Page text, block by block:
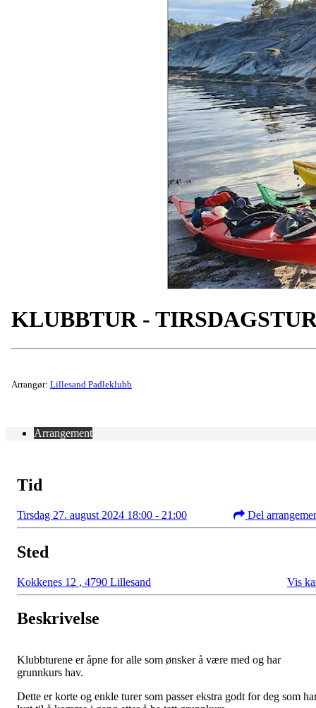
KLUBBTUR -
Arrangør: Lillesand Padleklubb
Arrangement
Tid
Tirsdag 27. august 2024 18:00 - 21:00 Del
Sted
Kokkenes 12 , 4790 Lillesand Vis
Beskrivelse
Klubbturene er åpne for alle som ønsker å være med og har
grunnkurs hav.
Dette er korte og enkle turer som passer ekstra godt for deg som